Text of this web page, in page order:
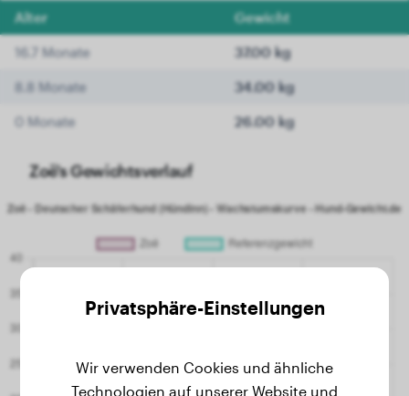
Alter Gewicht
16.7 Monate 37.00 kg
8.8 Monate 34.00 kg
0 Monate 26.00 kg
Zoë's Gewichtsverlauf
Privatsphäre-Einstellungen
Wir verwenden Cookies und ähnliche
Technologien auf unserer Website und